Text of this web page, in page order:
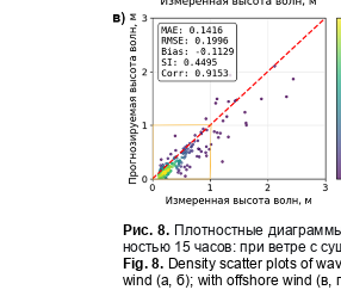
Рис.8. Плотностные
ностью 15 часов: при ветре с
Fig. 8. Density scatter plots of
wind (a,б); with offshore wind (в г